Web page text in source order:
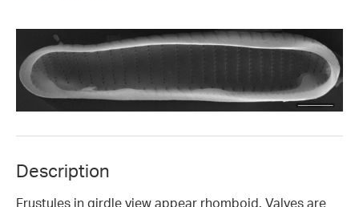
Description
Frustules in girdle view appear rhomboid. Valves are